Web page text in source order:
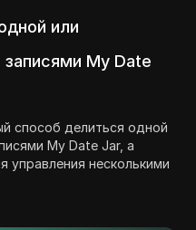
или
My Date
способ делиться одной
My Date Jar, а
управления несколькими